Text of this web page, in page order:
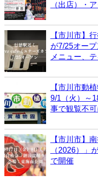
（出店）・
【市川市】
が7/25オー
メニュー、
【市川市動
9/1（火）～
事で観覧不可
【市川市】
（2026）」
で開催